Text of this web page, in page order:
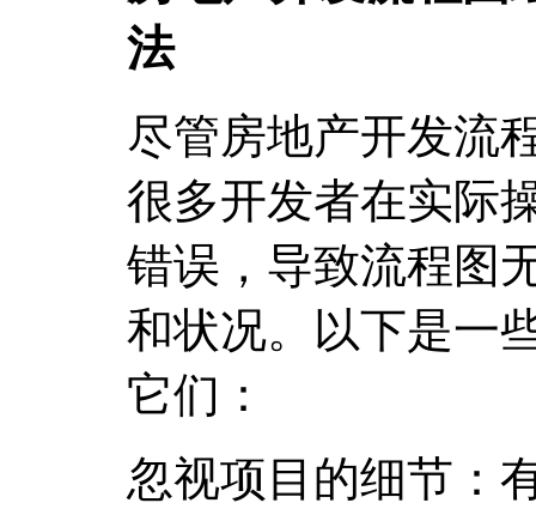
法
尽管房地产开发流
很多开发者在实际
错误，导致流程图
和状况。以下是一
它们：
忽视项目的细节：